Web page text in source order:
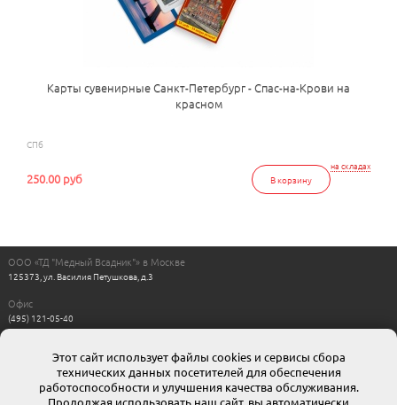
Карты сувенирные Санкт-Петербург - Спас-на-Крови на
красном
СПб
на складах
В корзину
250.00 руб
ООО «ТД "Медный Всадник"» в Москве
125373, ул. Василия Петушкова, д.3
Офис
(495) 121-05-40
Пн-Пт с 11:00 до 17:00
Интернет магазин
8-800-511-00-88
г. Москва: moskow@mvsadnik.ru
г. Санкт-Петербург: esales@mvsadnik.ru
Этот сайт использует файлы cookies и сервисы сбора
технических данных посетителей для обеспечения
работоспособности и улучшения качества обслуживания.
Продолжая использовать наш сайт, вы автоматически